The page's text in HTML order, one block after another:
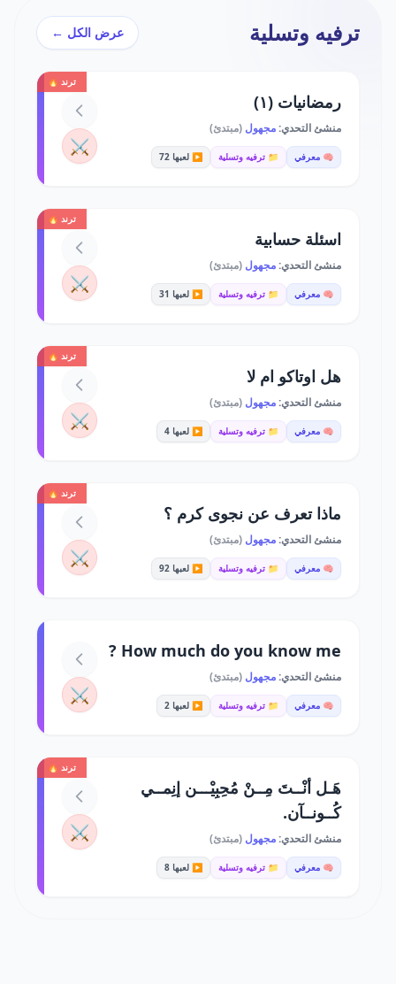
ترفيه وتسلية عرض الكل ←
ترند 🔥
رمضانيات (١)
منشئ التحدي:مجهول (مبتدئ)
🧠 معرفي 📁 ترفيه وتسلية ▶️ لعبها 72 ⚔️
ترند 🔥
اسئلة حسابية
منشئ التحدي:مجهول (مبتدئ)
🧠 معرفي 📁 ترفيه وتسلية ▶️ لعبها 31 ⚔️
ترند 🔥
هل اوتاكو ام لا
منشئ التحدي:مجهول (مبتدئ)
🧠 معرفي 📁 ترفيه وتسلية ▶️ لعبها 4 ⚔️
ترند 🔥
ماذا تعرف عن نجوى كرم ؟
منشئ التحدي:مجهول (مبتدئ)
🧠 معرفي 📁 ترفيه وتسلية ▶️ لعبها 92 ⚔️
How much do you know me ?
منشئ التحدي:مجهول (مبتدئ)
🧠 معرفي 📁 ترفيه وتسلية ▶️ لعبها 2 ⚔️
ترند 🔥
هَـل أنْــتَ مِــنْ مُحِبِيْـــن إنِمــي
كُــونــآن.
منشئ التحدي:مجهول (مبتدئ)
🧠 معرفي 📁 ترفيه وتسلية ▶️ لعبها 8
⚔️